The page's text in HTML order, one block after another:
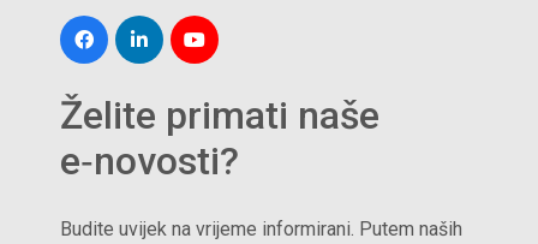
Želite primati naše
e‑novosti?
Budite uvijek na vrijeme informirani. Putem naših